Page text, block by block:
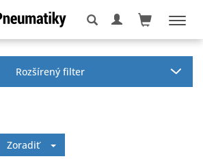
Rozšírený filter
Zoradiť